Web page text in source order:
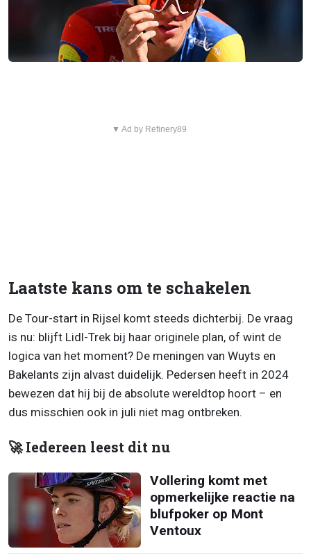
▼ Ad by Refinery89
Laatste kans om te schakelen
De Tour-start in Rijsel komt steeds dichterbij. De vraag
is nu: blijft Lidl-Trek bij haar originele plan, of wint de
logica van het moment? De meningen van Wuyts en
Bakelants zijn alvast duidelijk. Pedersen heeft in 2024
bewezen dat hij bij de absolute wereldtop hoort – en
dus misschien ook in juli niet mag ontbreken.
🚀 Iedereen leest dit nu
Vollering komt met
opmerkelijke reactie na
blufpoker op Mont
Ventoux